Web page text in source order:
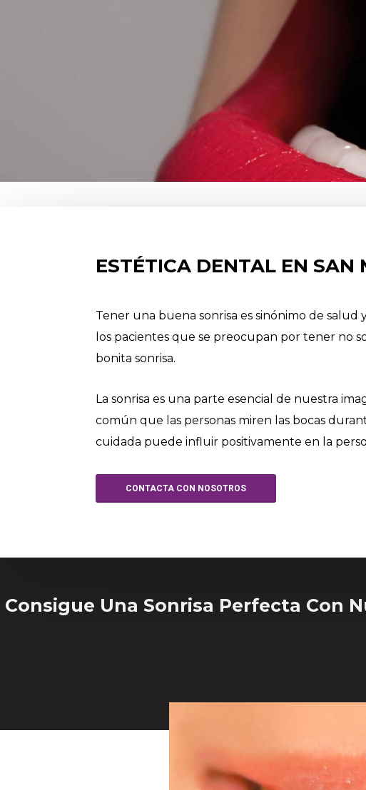
ESTÉTICA DENTAL EN SAN
Tener una buena sonrisa es sinónimo de salud
los pacientes que se preocupan por tener no
bonita sonrisa.
La sonrisa es una parte esencial de nuestra
común que las personas miren las bocas
cuidada puede influir positivamente en la
CONTACTA CON NOSOTROS
Consigue Una Sonrisa Perfecta Con